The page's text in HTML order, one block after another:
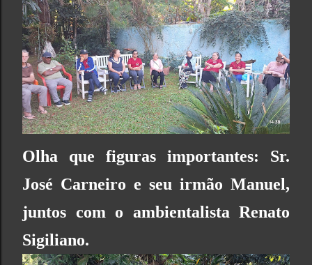
Olha que figuras importantes: Sr.
José Carneiro e seu irmão Manuel,
juntos com o ambientalista Renato
Sigiliano.